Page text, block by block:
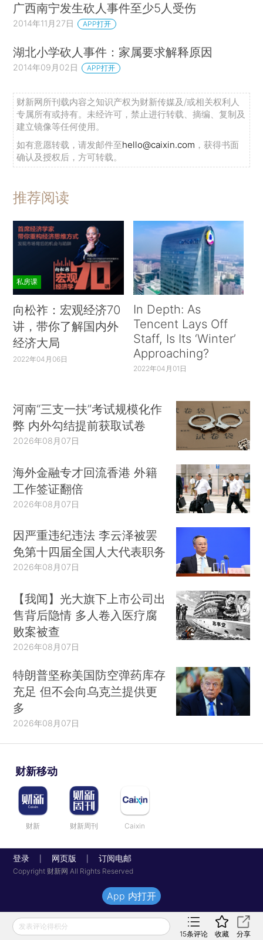
广西南宁发生砍人事件至少5人受伤
2014年11月27日 APP打开
湖北小学砍人事件：家属要求解释原因
2014年09月02日 APP打开
财新网所刊载内容之知识产权为财新传媒及/或相关权利人
专属所有或持有。未经许可，禁止进行转载、摘编、复制及
建立镜像等任何使用。
如有意愿转载，请发邮件至hello@caixin.com ，获得书面
确认及授权后，方可转载。
推荐阅读
私房课
向松祚：宏观经济70
讲，带你了解国内外
经济大局
2022年04月06日
In Depth: As
Tencent Lays Off
Staff, Is Its ‘Winter’
Approaching?
2022年04月01日
河南“三支一扶”考试规模化作
弊 内外勾结提前获取试卷
2026年08月07日
海外金融专才回流香港 外籍
工作签证翻倍
2026年08月07日
因严重违纪违法 李云泽被罢
免第十四届全国人大代表职务
2026年08月07日
【我闻】光大旗下上市公司出
售背后隐情 多人卷入医疗腐
败案被查
2026年08月07日
特朗普坚称美国防空弹药库存
充足 但不会向乌克兰提供更
多
2026年08月07日
财新移动
财新 财新周刊 Caixin
登录 网页版 订阅电邮
Copyright 财新网 All Rights Reserved
发表评论得积分
15条评论 收藏 分享
App 内打开